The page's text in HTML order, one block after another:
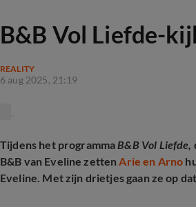
B&B Vol Liefde-
REALITY
6 aug 2025, 21:19
Tijdens het programmaB&B Vol Liefde,
B&B van Eveline zettenArie en Arno
Eveline. Met zijn drietjes gaan ze op